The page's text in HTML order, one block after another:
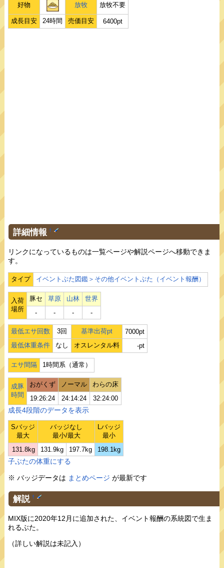
好物 放牧 放牧不要
成長目安 24時間 売価目安 6400pt
詳細情報 †
リンクになっているものは一覧ページや解説ページへ移動できま
す。
タイプ イベントぶた図鑑＞その他イベントぶた（イベント報酬）
入荷
場所
豚セ 草原 山林
世界
‐
‐ ‐ ‐
最低エサ回数 3回 基準出荷pt
7000pt
最低体重条件
なし オスレンタル料 -pt
エサ間隔 1時間系（通常）
成豚
時間
おがくず ノーマル
わらの床
19:26:24
24:14:24 32:24:00
成長4段階のデータを表示
Sバッジ
最大
バッジなし
最小/最大
Lバッジ
最小
131.8kg
131.9kg 197.7kg 198.1kg
子ぶたの体重にする
※ バッジデータは まとめページ が最新です
解説 †
MIX版に2020年12月に追加された、イベント報酬の系統図で生ま
れるぶた。
（詳しい解説は未記入）